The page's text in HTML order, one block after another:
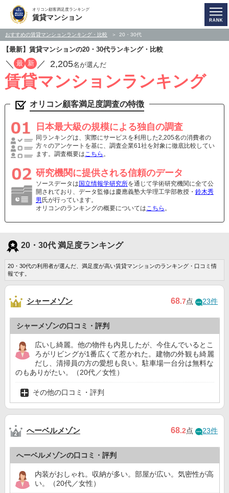
オリコン顧客満足度ランキング
賃貸マンション
おすすめの賃貸マンションランキング・比較 20・30代
【最新】賃貸マンションの20・30代ランキング・比較
／ 最 新 ／ 2,205名が選んだ
賃貸マンションランキング
オリコン顧客満足度調査の特徴
日本最大級の規模による独自の調査
同ランキングは、実際にサービスを利用した2,205名の消費者の
方々のアンケートを基に、調査企業61社を対象に徹底比較してい
ます。調査概要はこちら 。
研究機関に提供される信頼のデータ
ソースデータは 国立情報学研究所を通じて学術研究機関に全て公
開されており、データ監修は慶應義塾大学理工学部教授・ 鈴木秀
男 氏が行っています。
オリコンのランキングの概要についてはこちら 。
20・30代 満足度ランキング
20・30代の利用者が選んだ、満足度が高い賃貸マンションのランキング・口コミ情
報です。
シャーメゾン 68.7点 23件
シャーメゾンの口コミ・評判
広いし綺麗。他の物件も内見したが、今住んでいるとこ
ろがリビングが1番広くて惹かれた。建物の外観も綺麗
だし、清掃員の方の愛想も良い。駐車場一台分は無料な
のもありがたい。（20代／女性）
その他の口コミ・評判
へーベルメゾン 68.2点 23件
へーベルメゾンの口コミ・評判
内装がおしゃれ。収納が多い。部屋が広い。気密性が高
い。（20代／女性）